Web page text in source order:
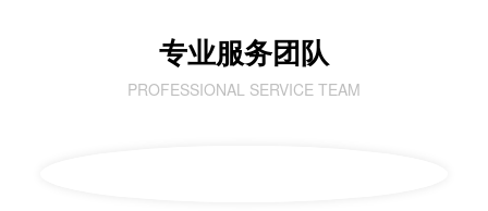
专业服务团队
PROFESSIONAL SERVICE TEAM